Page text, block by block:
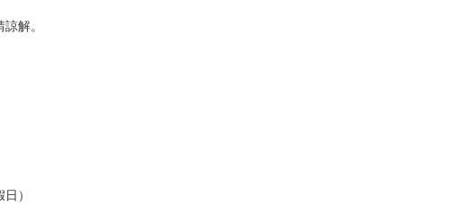
保障買賣家雙方權益。